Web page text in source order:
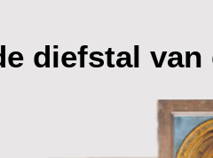
diefstal